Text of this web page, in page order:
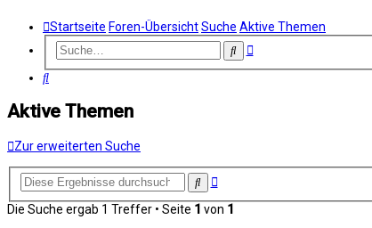
Startseite Foren-ÜbersichtSuche Aktive Themen
SucheErweiterte
Suche
Aktive Themen
Zur erweiterten Suche
SucheErweiterte
Die Suche ergab 1 Treffer • Seite 1 von 1